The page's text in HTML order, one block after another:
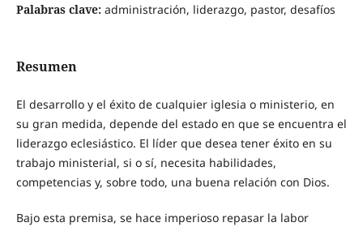
Palabras clave: administración, liderazgo, pastor, desafíos
Resumen
El desarrollo y el éxito de cualquier iglesia o ministerio, en
su gran medida, depende del estado en que se encuentra el
liderazgo eclesiástico. El líder que desea tener éxito en su
trabajo ministerial, si o sí, necesita habilidades,
competencias y, sobre todo, una buena relación con Dios.
Bajo esta premisa, se hace imperioso repasar la labor